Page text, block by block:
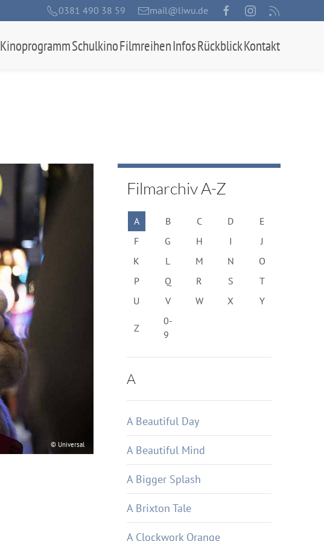
0381 490 38 59 mail@liwu.de
KinoprogrammSchulkinoFilmreihenInfosRückblickKontakt
© Universal
Filmarchiv A-Z
A B C D
E
F
G H I
J
K
L M N
O
P
Q R S
T
U
V W X Y
Z
0-
9
A
A Beautiful Day
A Beautiful Mind
A Bigger Splash
A Brixton Tale
A Clockwork Orange